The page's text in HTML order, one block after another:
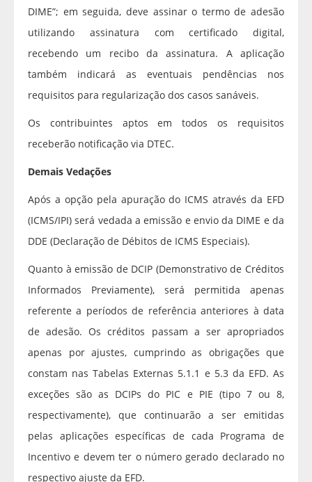
DIME”; em seguida, deve assinar o termo de adesão
utilizando assinatura com certificado digital,
recebendo um recibo da assinatura. A aplicação
também indicará as eventuais pendências nos
requisitos para regularização dos casos sanáveis.
Os contribuintes aptos em todos os requisitos
receberão notificação via DTEC.
Demais Vedações
Após a opção pela apuração do ICMS através da EFD
(ICMS/IPI) será vedada a emissão e envio da DIME e da
DDE (Declaração de Débitos de ICMS Especiais).
Quanto à emissão de DCIP (Demonstrativo de Créditos
Informados Previamente), será permitida apenas
referente a períodos de referência anteriores à data
de adesão. Os créditos passam a ser apropriados
apenas por ajustes, cumprindo as obrigações que
constam nas Tabelas Externas 5.1.1 e 5.3 da EFD. As
exceções são as DCIPs do PIC e PIE (tipo 7 ou 8,
respectivamente), que continuarão a ser emitidas
pelas aplicações específicas de cada Programa de
Incentivo e devem ter o número gerado declarado no
respectivo ajuste da EFD.